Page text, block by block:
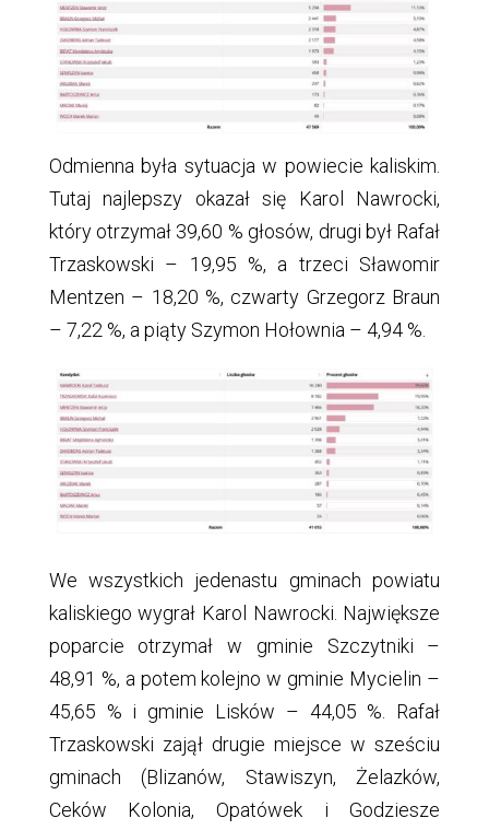
Odmienna była sytuacja w powiecie kaliskim.
Tutaj najlepszy okazał się Karol Nawrocki,
który otrzymał 39,60 % głosów, drugi był Rafał
Trzaskowski – 19,95 %, a trzeci Sławomir
Mentzen – 18,20 %, czwarty Grzegorz Braun
– 7,22 %, a piąty Szymon Hołownia – 4,94 %.
We wszystkich jedenastu gminach powiatu
kaliskiego wygrał Karol Nawrocki. Największe
poparcie otrzymał w gminie Szczytniki –
48,91 %, a potem kolejno w gminie Mycielin –
45,65 % i gminie Lisków – 44,05 %. Rafał
Trzaskowski zajął drugie miejsce w sześciu
gminach (Blizanów, Stawiszyn, Żelazków,
Ceków Kolonia, Opatówek i Godziesze